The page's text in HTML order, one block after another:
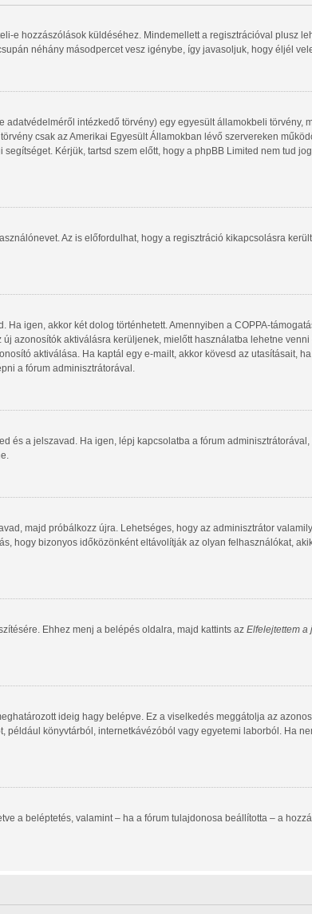
e hozzászólások küldéséhez. Mindemellett a regisztrációval plusz
néhány másodpercet vesz igénybe, így javasoljuk, hogy éljél
adatvédelméről intézkedő törvény) egy egyesült államokbeli
csak az Amerikai Egyesült Államokban lévő szervereken
Kérjük, tartsd szem előtt, hogy a phpBB Limited nem tud
Az is előfordulhat, hogy a regisztráció kikapcsolásra
igen, akkor két dolog történhetett. Amennyiben a COPPA-
azonosítók aktiválásra kerüljenek, mielőtt használatba lehetne
aktiválása. Ha kaptál egy e-mailt, akkor kövesd az utasításait,
a fórum adminisztrátorával.
és a jelszavad. Ha igen, lépj kapcsolatba a fórum
majd próbálkozz újra. Lehetséges, hogy az adminisztrátor
hogy bizonyos időközönként eltávolítják az olyan felhasználókat,
Ehhez menj a belépés oldalra, majd kattints az Elfelejtettem a
ideig hagy belépve. Ez a viselkedés meggátolja az
könyvtárból, internetkávézóból vagy egyetemi laborból. Ha
a beléptetés, valamint – ha a fórum tulajdonosa beállította – a